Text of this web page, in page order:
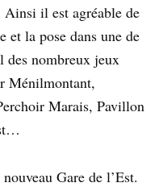
il est agréable de
et la pose dans une de
des nombreux jeux
Ménilmontant,
Marais, Pavillon
nouveau Gare de l’Est.